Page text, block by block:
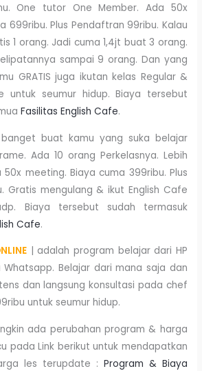
One tutor One Member. Ada 50x
699ribu. Plus Pendaftran 99ribu. Kalau
1 orang. Jadi cuma 1,4jt buat 3 orang.
sampai 9 orang. Dan yang
GRATIS juga ikutan kelas Regular &
untuk seumur hidup. Biaya tersebut
Fasilitas English Cafe.
buat kamu yang suka belajar
Ada 10 orang Perkelasnya. Lebih
50x meeting. Biaya cuma 399ribu. Plus
Gratis mengulang & ikut English Cafe
Biaya tersebut sudah termasuk
Cafe.
| adalah program belajar dari HP
Whatsapp. Belajar dari mana saja dan
dan langsung konsultasi pada chef
untuk seumur hidup.
ada perubahan program & harga
pada Link berikut untuk mendapatkan
les terupdate : Program & Biaya